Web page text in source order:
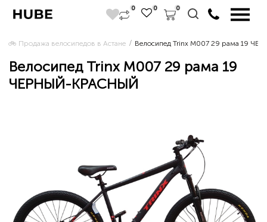
0 0 0
🚲 Продажа велосипедов в Астане Велосипед Trinx M007 29 рама 19
Велосипед Trinx M007 29 рама 19
ЧЕРНЫЙ-КРАСНЫЙ